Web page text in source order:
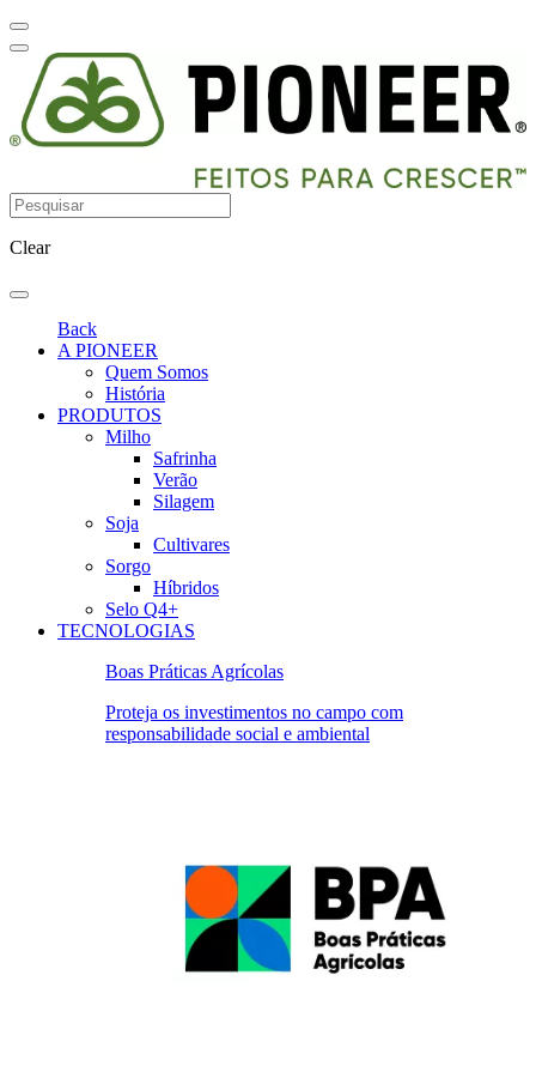
Clear
Back
A PIONEER
Quem Somos
História
PRODUTOS
Milho
Safrinha
Verão
Silagem
Soja
Cultivares
Sorgo
Híbridos
Selo Q4+
TECNOLOGIAS
Boas Práticas Agrícolas
Proteja os investimentos no campo com
responsabilidade social e ambiental